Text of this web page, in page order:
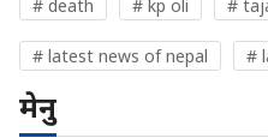
# death # kp oli #
# latest news of nepal #
मेनु